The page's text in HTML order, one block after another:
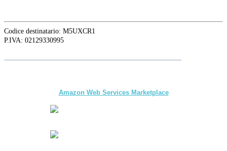
Codice destinatario: M5UXCR1
P.IVA: 02129330995
Amazon Web Services Marketplace